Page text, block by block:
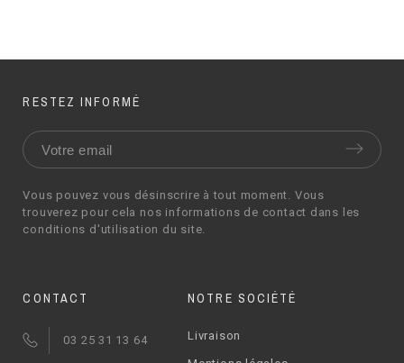
RESTEZ INFORMÉ
Vous pouvez vous désinscrire à tout moment. Vous
trouverez pour cela nos informations de contact dans les
conditions d'utilisation du site.
CONTACT
03 25 31 13 64
NOTRE SOCIÉTÉ
Livraison